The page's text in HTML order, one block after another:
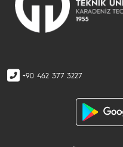
+90 462 377 3227